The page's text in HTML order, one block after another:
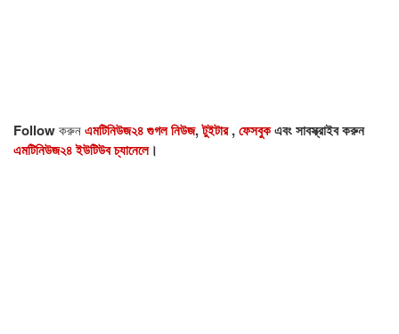
Followকরুনএমটিনিউজ২৪ গুগল নিউজ,টুইটার,ফেসবুকএবং সাবস্ক্রাইব করুন
এমটিনিউজ২৪ ইউটিউব চ্যানেলে।